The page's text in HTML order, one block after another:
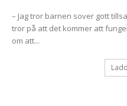
– Jag tror barnen sover gott
tror på att det kommer att
om att...